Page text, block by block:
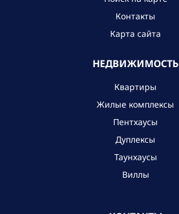
Контакты
Карта сайта
НЕДВИЖИМОСТЬ
Квартиры
Жилые комплексы
Пентхаусы
Дуплексы
Таунхаусы
Виллы